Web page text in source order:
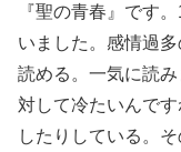
『聖の青春』です
いました。感情過
読める。一気に読
対して冷たいんで
したりしている。